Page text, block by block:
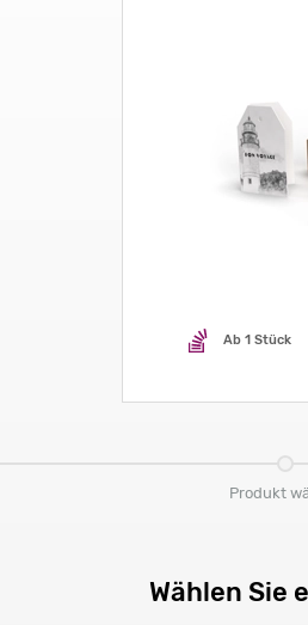
Ab 1 Stück
Produkt
Wählen Sie